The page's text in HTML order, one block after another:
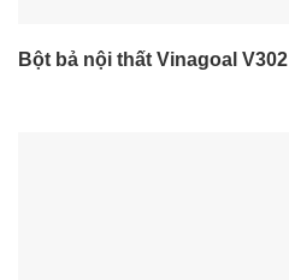
Bột bả nội thất Vinagoal V302